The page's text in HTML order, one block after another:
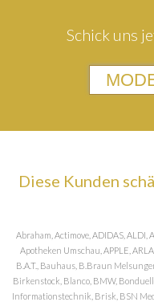
Schick uns
Diese Kunden
Abraham, Actimove, ADIDAS, ALDI,
Apotheken Umschau, APPLE,
B.A.T., Bauhaus, B.Braun
Birkenstock, Blanco, BMW,
Informationstechnik, Brisk, BSN